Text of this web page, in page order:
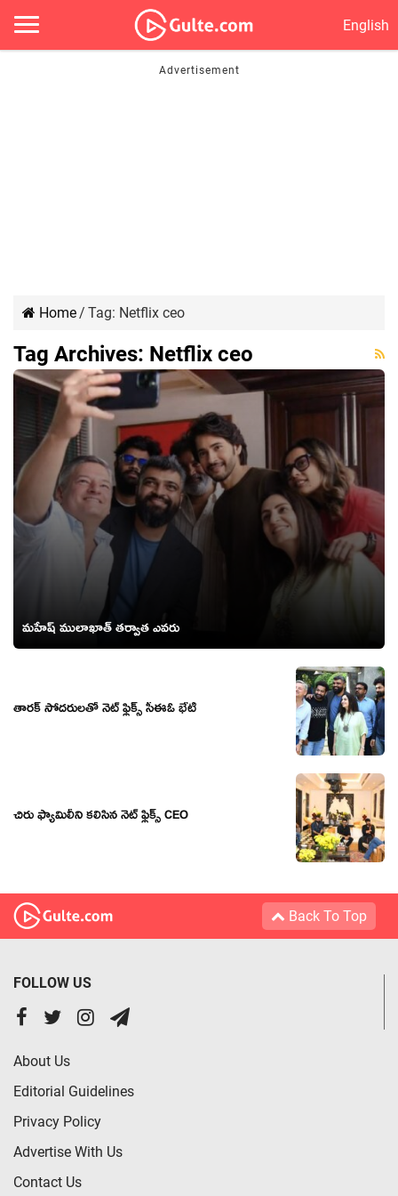
English
Home/ Tag: Netflix ceo
Tag Archives: Netflix ceo
మహేష్ ములాఖాత్ తర్వాత ఎవరు
తారక్ సోదరులతో నెట్ ఫ్లిక్స్ సీఈఓ భేటీ
చిరు ఫ్యామిలీని కలిసిన నెట్ ఫ్లిక్స్ CEO
Back To Top
FOLLOW US
About Us
Editorial Guidelines
Privacy Policy
Advertise With Us
Contact Us